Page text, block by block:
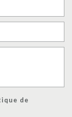
de